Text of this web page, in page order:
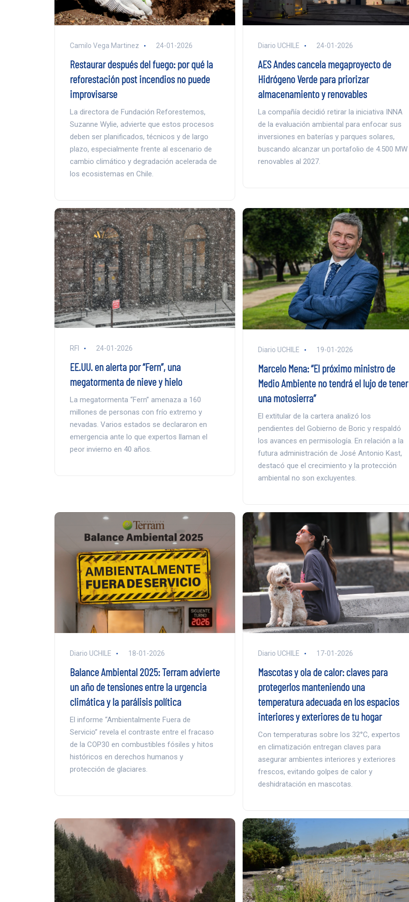
Camilo Vega Martinez 24-01-2026
Restaurar después del fuego: por qué la
reforestación post incendios no puede
improvisarse
La directora de Fundación Reforestemos,
Suzanne Wylie, advierte que estos procesos
deben ser planificados, técnicos y de largo
plazo, especialmente frente al escenario de
cambio climático y degradación acelerada de
los ecosistemas en Chile.
Diario UCHILE 24-01-2026
AES Andes cancela megaproyecto de
Hidrógeno Verde para priorizar
almacenamiento y renovables
La compañía decidió retirar la iniciativa INNA
de la evaluación ambiental para enfocar sus
inversiones en baterías y parques solares,
buscando alcanzar un portafolio de 4.500 MW
renovables al 2027.
RFI 24-01-2026
EE.UU. en alerta por “Fern”, una
megatormenta de nieve y hielo
La megatormenta “Fern” amenaza a 160
millones de personas con frío extremo y
nevadas. Varios estados se declararon en
emergencia ante lo que expertos llaman el
peor invierno en 40 años.
Diario UCHILE 19-01-2026
Marcelo Mena: “El próximo ministro de
Medio Ambiente no tendrá el lujo de tener
una motosierra”
El extitular de la cartera analizó los
pendientes del Gobierno de Boric y respaldó
los avances en permisología. En relación a la
futura administración de José Antonio Kast,
destacó que el crecimiento y la protección
ambiental no son excluyentes.
Diario UCHILE 18-01-2026
Balance Ambiental 2025: Terram advierte
un año de tensiones entre la urgencia
climática y la parálisis política
El informe “Ambientalmente Fuera de
Servicio” revela el contraste entre el fracaso
de la COP30 en combustibles fósiles y hitos
históricos en derechos humanos y
protección de glaciares.
Diario UCHILE 17-01-2026
Mascotas y ola de calor: claves para
protegerlos manteniendo una
temperatura adecuada en los espacios
interiores y exteriores de tu hogar
Con temperaturas sobre los 32°C, expertos
en climatización entregan claves para
asegurar ambientes interiores y exteriores
frescos, evitando golpes de calor y
deshidratación en mascotas.